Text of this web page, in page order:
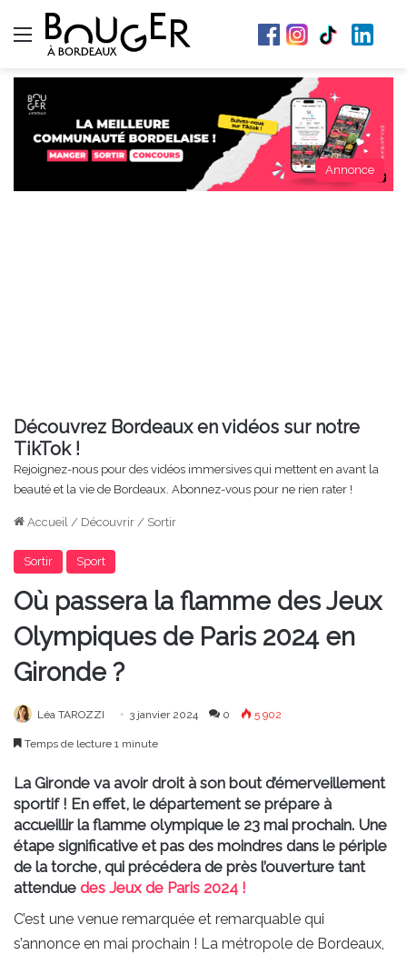
Menu
Annonce
Découvrez Bordeaux en vidéos sur notre
TikTok !
Rejoignez-nous pour des vidéos immersives qui mettent en avant la
beauté et la vie de Bordeaux. Abonnez-vous pour ne rien rater !
Accueil / Découvrir / Sortir
Sortir Sport
Où passera la flamme des Jeux
Olympiques de Paris 2024 en
Gironde ?
Léa TAROZZI 3 janvier 2024 0 5 902
Temps de lecture 1 minute
La Gironde va avoir droit à son bout d’émerveillement
sportif ! En effet, le département se prépare à
accueillir la flamme olympique le 23 mai prochain. Une
étape significative et pas des moindres dans le périple
de la torche, qui précédera de près l’ouverture tant
attendue des Jeux de Paris 2024 !
C’est une venue remarquée et remarquable qui
s’annonce en mai prochain ! La métropole de Bordeaux,